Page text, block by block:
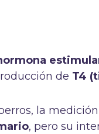
de T4
la
, pero su